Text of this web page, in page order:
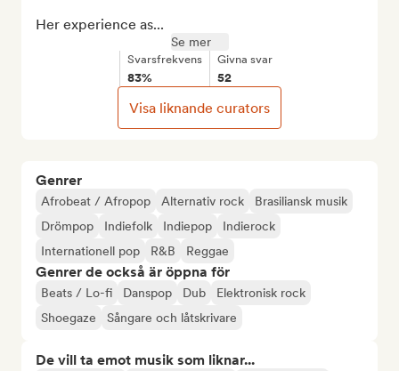
Genrer
Afrobeat / Afropop Alternativ rock
Brasiliansk musik
Drömpop
Indiefolk Indiepop
Indierock
Internationell pop
R&B Reggae
Genrer de också är öppna för
Beats / Lo-fi Danspop Dub
Elektronisk rock
Shoegaze
Sångare och låtskrivare
De vill ta emot musik som liknar...
Her experience as...
Se mer
Svarsfrekvens
83%
Givna svar
52
Visa liknande curators